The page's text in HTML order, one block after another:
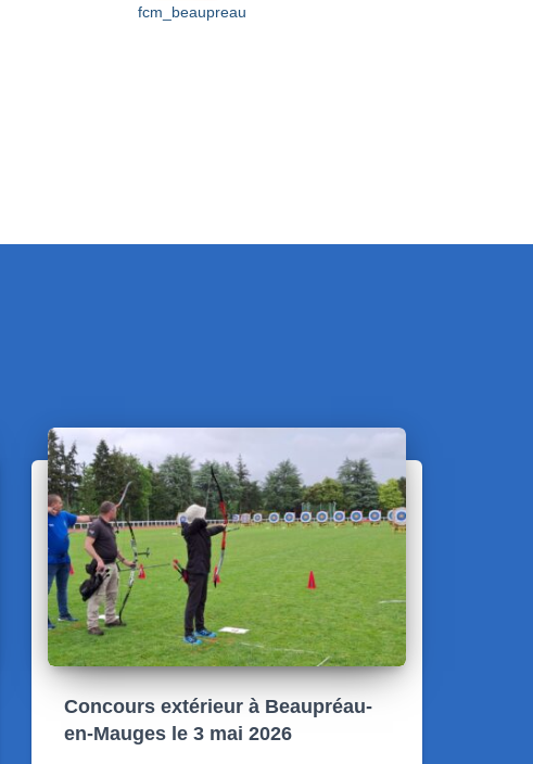
fcm_beaupreau
Concours extérieur à Beaupréau-
en-Mauges le 3 mai 2026